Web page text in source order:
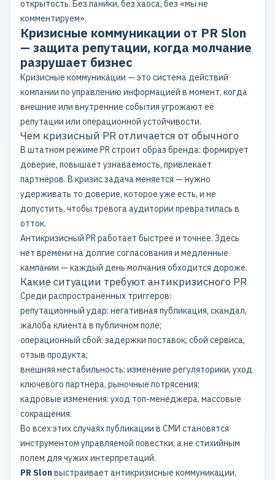
открытость. Без паники, без хаоса, без «мы не
комментируем».
Кризисные коммуникации от PR Slon
— защита репутации, когда молчание
разрушает бизнес
Кризисные коммуникации — это система действий
компании по управлению информацией в момент, когда
внешние или внутренние события угрожают её
репутации или операционной устойчивости.
Чем кризисный PR отличается от обычного
В штатном режиме PR строит образ бренда: формирует
доверие, повышает узнаваемость, привлекает
партнёров. В кризис задача меняется — нужно
удерживать то доверие, которое уже есть, и не
допустить, чтобы тревога аудитории превратилась в
отток.
Антикризисный PR работает быстрее и точнее. Здесь
нет времени на долгие согласования и медленные
кампании — каждый день молчания обходится дороже.
Какие ситуации требуют антикризисного PR
Среди распространённых триггеров:
репутационный удар: негативная публикация, скандал,
жалоба клиента в публичном поле;
операционный сбой: задержки поставок, сбой сервиса,
отзыв продукта;
внешняя нестабильность: изменение регуляторики, уход
ключевого партнёра, рыночные потрясения;
кадровые изменения: уход топ-менеджера, массовые
сокращения.
Во всех этих случаяхпубликации в СМИ становятся
инструментом управляемой повестки, а не стихийным
полем для чужих интерпретаций.
PR Slonвыстраивает антикризисные коммуникации,